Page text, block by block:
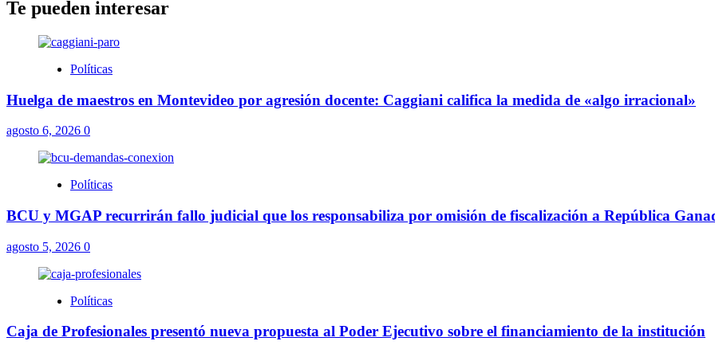
Te pueden interesar
Políticas
Huelga de maestros en Montevideo por agresión docente: Caggiani califica la medida de «algo irracional»
agosto 6, 2026 0
Políticas
BCU y MGAP recurrirán fallo judicial que los responsabiliza por omisión de fiscalización a República
agosto 5, 2026 0
Políticas
Caja de Profesionales presentó nueva propuesta al Poder Ejecutivo sobre el financiamiento de la institución